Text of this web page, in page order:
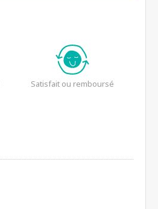
Satisfait ou remboursé